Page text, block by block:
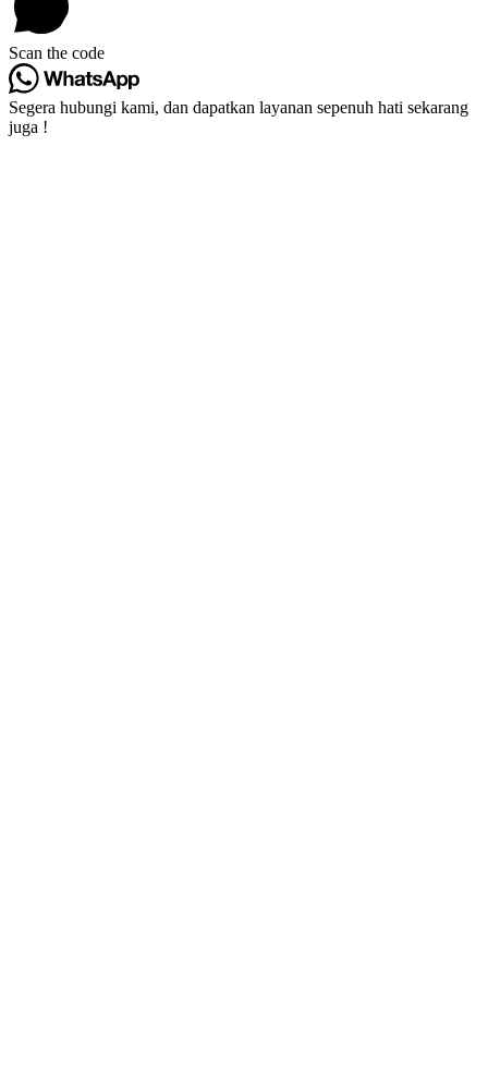
Scan the code
Segera hubungi kami, dan dapatkan layanan sepenuh hati sekarang
juga !